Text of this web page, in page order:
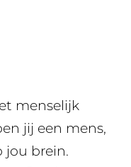
menselijk
jij een mens,
jou brein.